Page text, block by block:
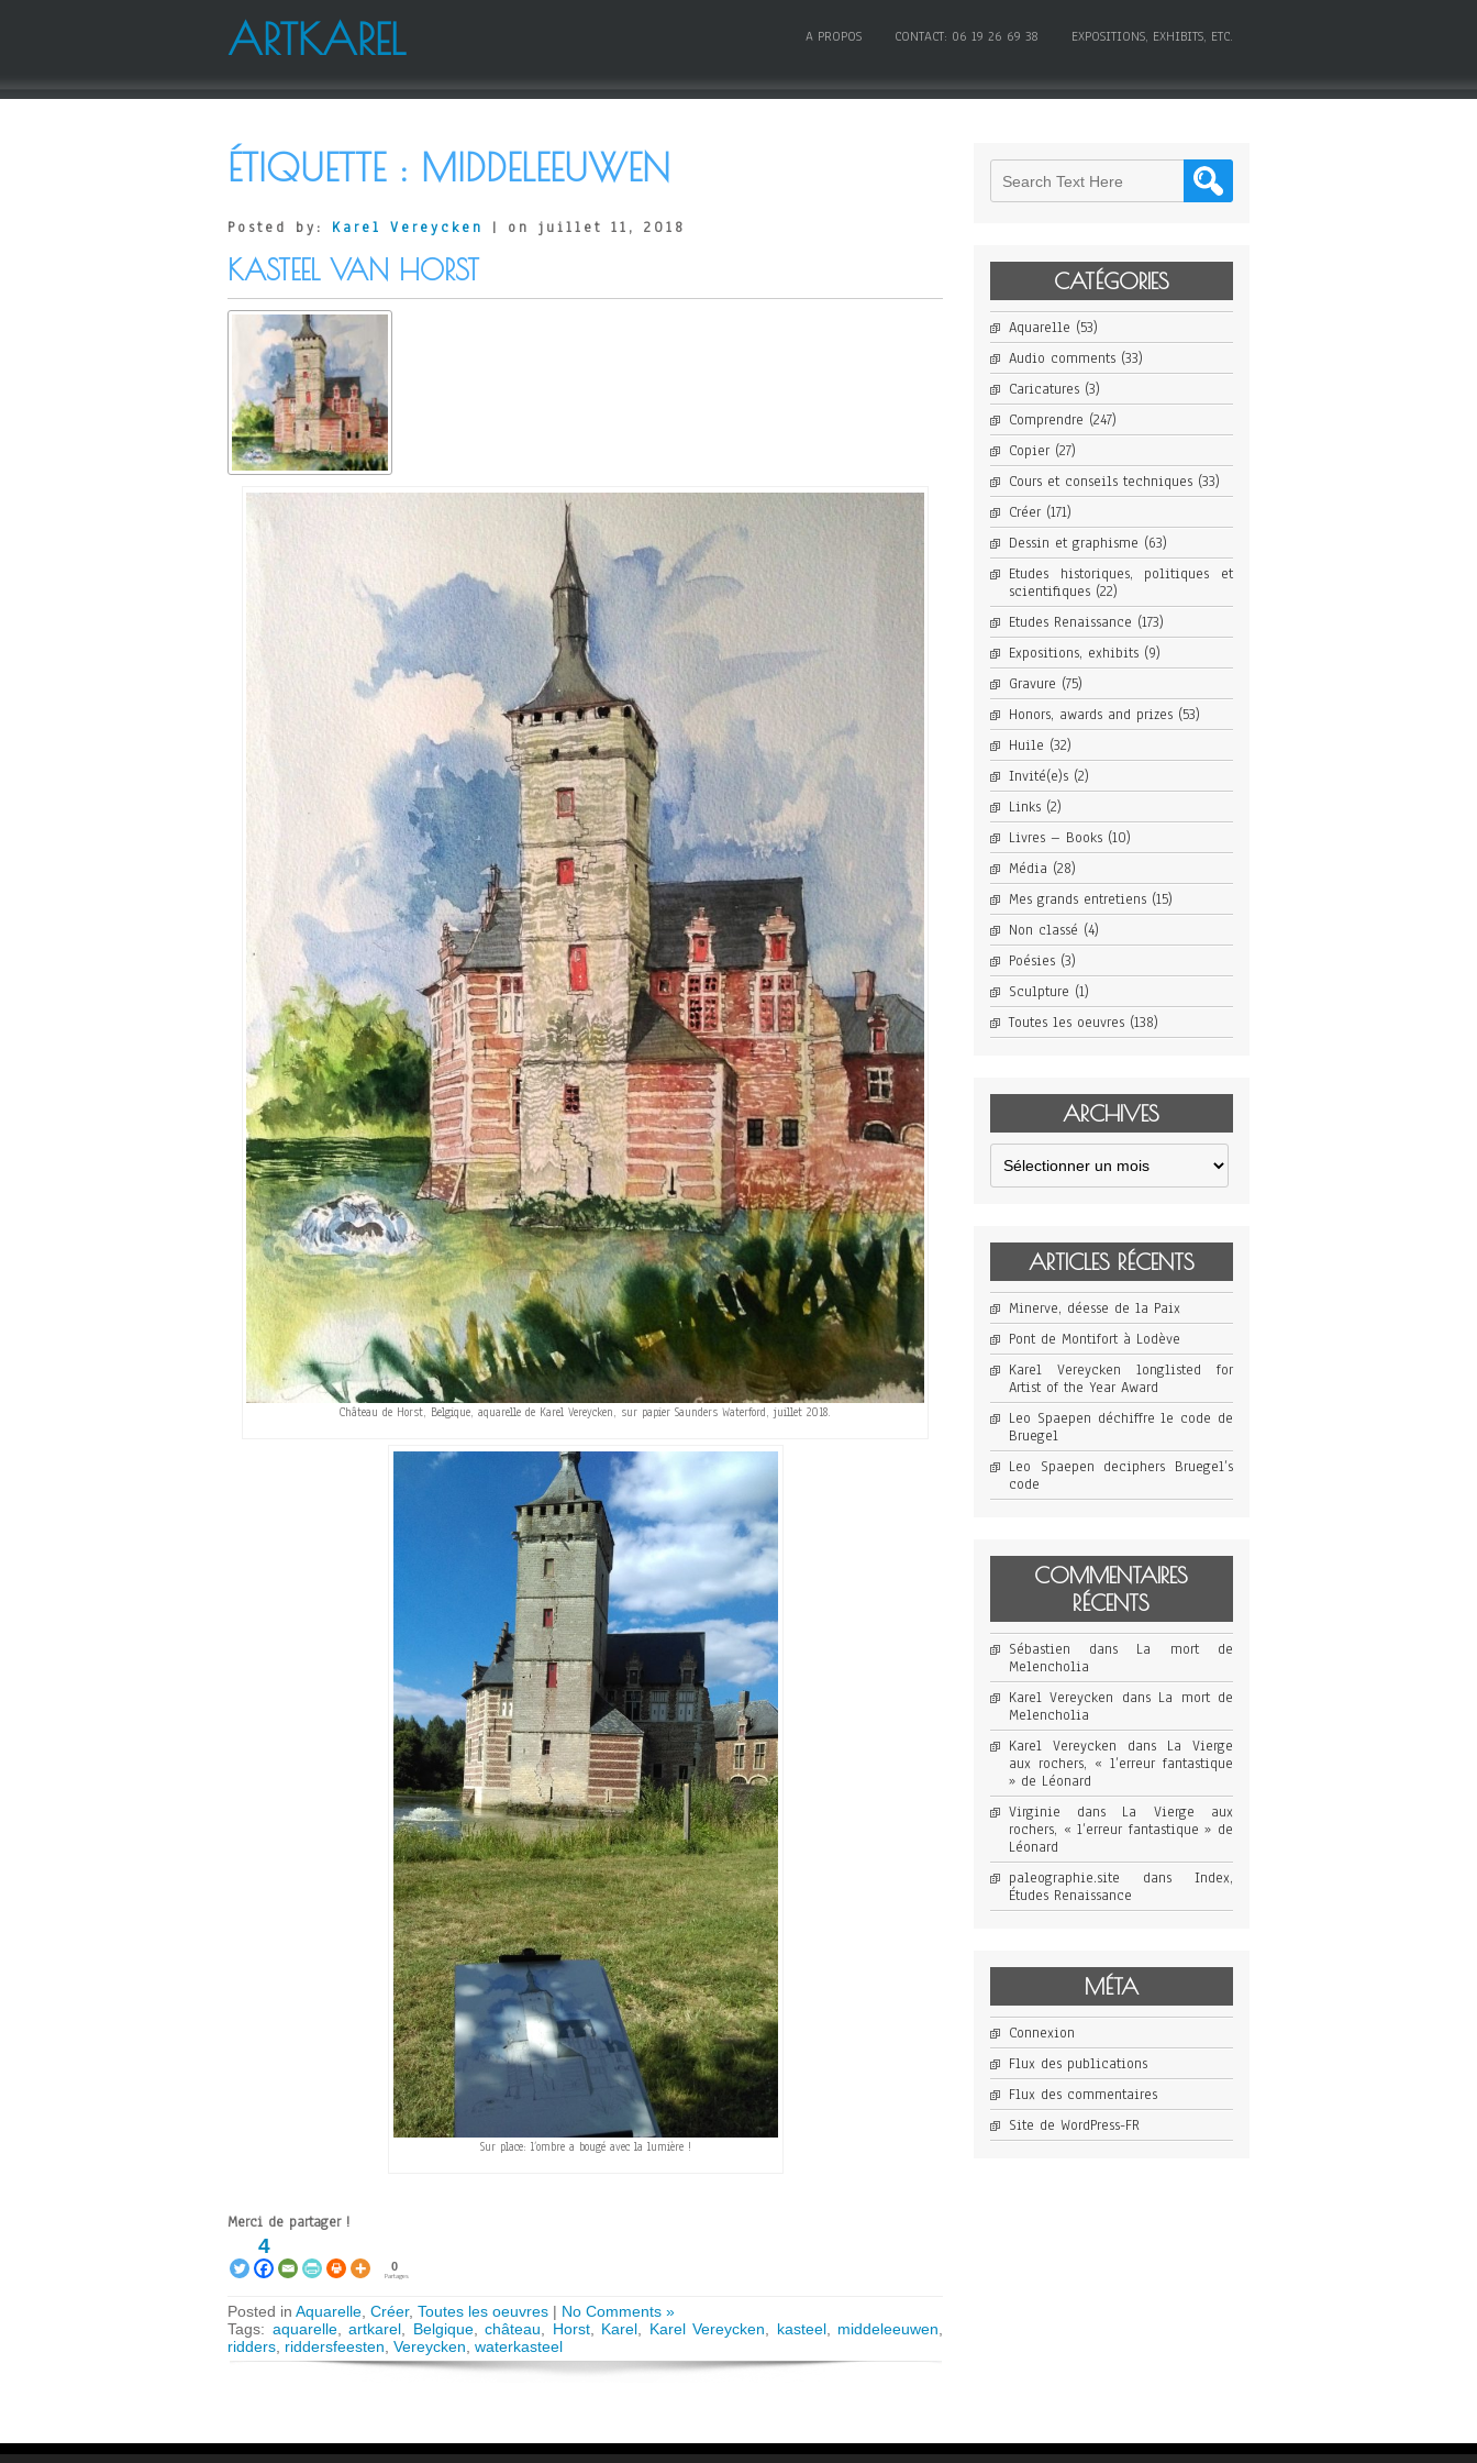
ARTKAREL A PROPOS CONTACT: 06 19 26 69 38 EXPOSITIONS, EXHIBITS, ETC.
ÉTIQUETTE : MIDDELEEUWEN
Posted by: Karel Vereycken | on juillet 11, 2018
KASTEEL VAN HORST
Château de Horst, Belgique, aquarelle de Karel Vereycken, sur papier Saunders Waterford, juillet 2018.
Sur place: l’ombre a bougé avec la lumière !
Merci de partager !
4
0
Partages
Posted in Aquarelle, Créer, Toutes les oeuvres | No Comments »
Tags: aquarelle, artkarel, Belgique, château, Horst, Karel, Karel Vereycken, kasteel, middeleeuwen,
ridders, riddersfeesten, Vereycken, waterkasteel
CATÉGORIES
Aquarelle (53)
Audio comments(33)
Caricatures(3)
Comprendre (247)
Copier(27)
Cours et conseils techniques(33)
Créer(171)
Dessin et graphisme (63)
Etudes historiques, politiques et
scientifiques(22)
Etudes Renaissance (173)
Expositions, exhibits(9)
Gravure (75)
Honors, awards and prizes(53)
Huile (32)
Invité(e)s(2)
Links(2)
Livres – Books(10)
Média (28)
Mes grands entretiens(15)
Non classé (4)
Poésies(3)
Sculpture (1)
Toutes les oeuvres(138)
ARCHIVES
Archives
ARTICLES RÉCENTS
Minerve, déesse de la Paix
Pont de Montifort à Lodève
Karel Vereycken longlisted for
Artist of the Year Award
Leo Spaepen déchiffre le code de
Bruegel
Leo Spaepen deciphers Bruegel’s
code
COMMENTAIRES
RÉCENTS
Sébastien dans La mort de
Melencholia
Karel Vereycken dans La mort de
Melencholia
Karel Vereycken dans La Vierge
aux rochers, « l’erreur fantastique
» de Léonard
Virginie dans La Vierge aux
rochers, « l’erreur fantastique » de
Léonard
paleographie.site dans Index,
Études Renaissance
MÉTA
Connexion
Flux des publications
Flux des commentaires
Site de WordPress-FR